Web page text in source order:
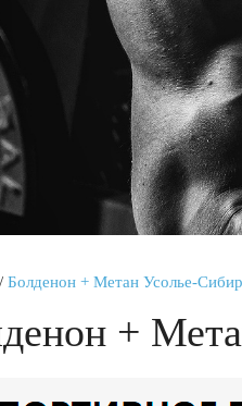
/ Болденон + Метан Усолье-
+